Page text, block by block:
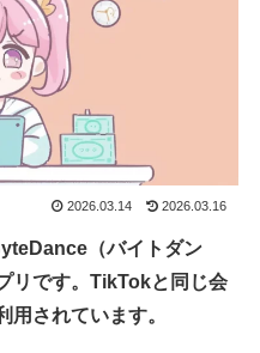
2026.03.14 2026.03.16
（バイトダン
リです。TikTokと同じ会
用されています。